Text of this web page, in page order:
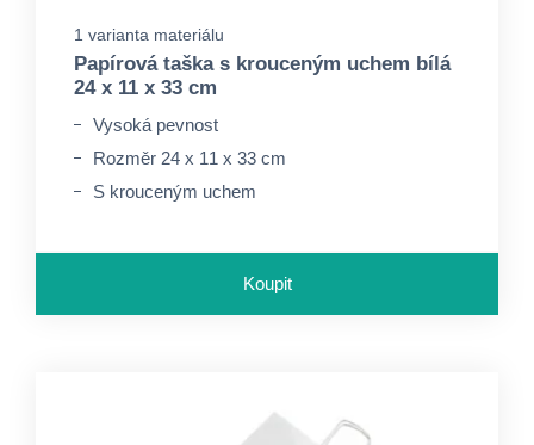
1 varianta materiálu
Papírová taška s krouceným uchem bílá
24 x 11 x 33 cm
Vysoká pevnost
Rozměr 24 x 11 x 33 cm
S krouceným uchem
Koupit